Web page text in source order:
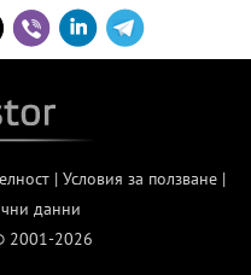
| Условия за ползване|
данни
2001-2026